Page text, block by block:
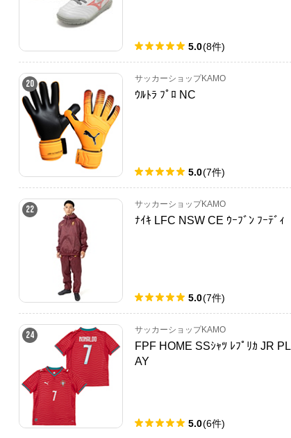
5.0(8件)
20 サッカーショップKAMO
ｳﾙﾄﾗ ﾌﾟﾛ NC
5.0(7件)
22 サッカーショップKAMO
ﾅｲｷ LFC NSW CE ｳｰﾌﾞﾝ ﾌｰﾃﾞｨ
5.0(7件)
24 サッカーショップKAMO
FPF HOME SSｼｬﾂ ﾚﾌﾟﾘｶ JR PL
AY
5.0(6件)